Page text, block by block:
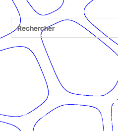
© Présent Composé design -
mentions